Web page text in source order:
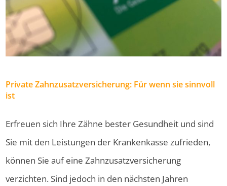
Private Zahnzusatzversicherung: Für wenn sie sinnvoll
ist
Erfreuen sich Ihre Zähne bester Gesundheit und sind
Sie mit den Leistungen der Krankenkasse zufrieden,
können Sie auf eine Zahnzusatzversicherung
verzichten. Sind jedoch in den nächsten Jahren